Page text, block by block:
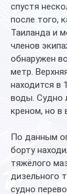
спустя
после того,
Таиланда и
членов
обнаружен
метр.
находится в
воды. Судно
креном, но в
По данным
борту
тяжёлого
дизельного
судно